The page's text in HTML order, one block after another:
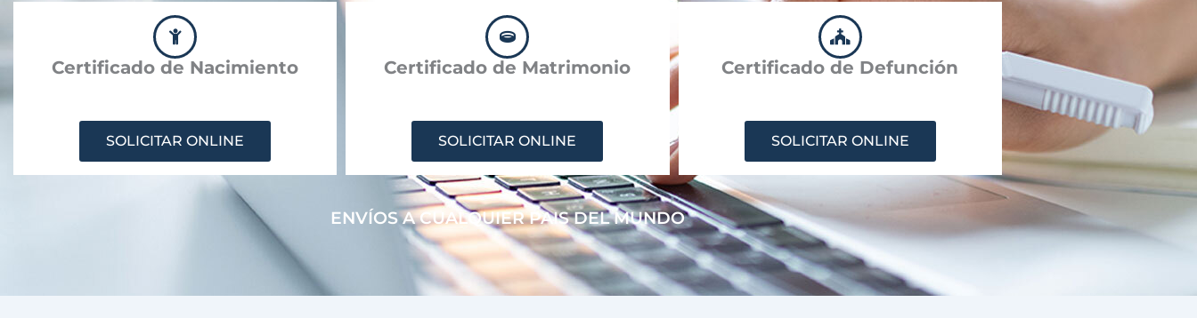
Certificado de Nacimiento
SOLICITAR ONLINE
Certificado de Matrimonio
SOLICITAR ONLINE
Certificado de Defunción
SOLICITAR ONLINE
ENVÍOS A CUALQUIER PAIS DEL MUNDO